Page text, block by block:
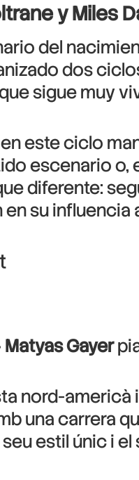
y Miles
del
dos
sigue muy
este ciclo
escenario o,
diferente:
en su
Matyas Gayer
nord-americà i
una carrera
estil únic i